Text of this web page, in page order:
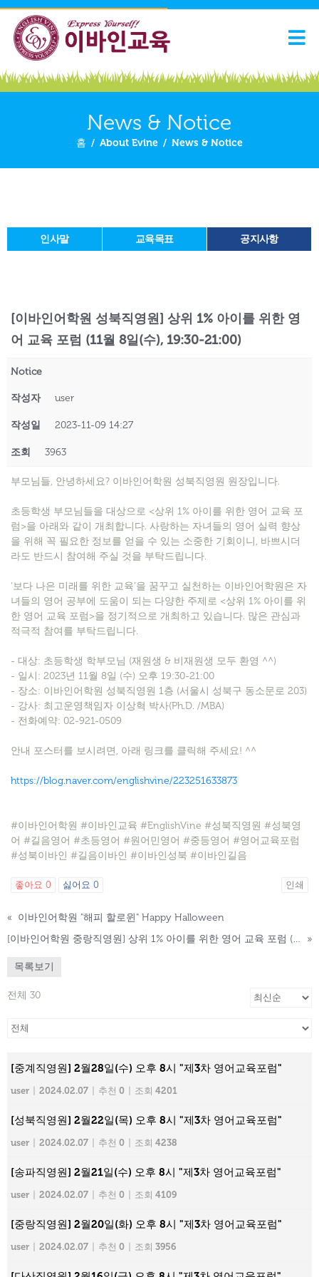
News & Notice
홈 / About Evine / News & Notice
인사말 교육목표 공지사항
[이바인어학원 성북직영원] 상위 1% 아이를 위한 영
어 교육 포럼 (11월 8일(수), 19:30-21:00)
Notice
작성자 user
작성일 2023-11-09 14:27
조회 3963
부모님들, 안녕하세요? 이바인어학원 성북직영원 원장입니다.
초등학생 부모님들을 대상으로 <상위 1% 아이를 위한 영어 교육 포
럼>을 아래와 같이 개최합니다. 사랑하는 자녀들의 영어 실력 향상
을 위해 꼭 필요한 정보를 얻을 수 있는 소중한 기회이니, 바쁘시더
라도 반드시 참여해 주실 것을 부탁드립니다.
‘보다 나은 미래를 위한 교육’을 꿈꾸고 실천하는 이바인어학원은 자
녀들의 영어 공부에 도움이 되는 다양한 주제로 <상위 1% 아이를 위
한 영어 교육 포럼>을 정기적으로 개최하고 있습니다. 많은 관심과
적극적 참여를 부탁드립니다.
- 대상: 초등학생 학부모님 (재원생 & 비재원생 모두 환영 ^^)
- 일시: 2023년 11월 8일 (수) 오후 19:30-21:00
- 장소: 이바인어학원 성북직영원 1층 (서울시 성북구 동소문로 203)
- 강사: 최고운영책임자 이상혁 박사(Ph.D. /MBA)
- 전화예약: 02-921-0509
안내 포스터를 보시려면, 아래 링크를 클릭해 주세요! ^^
https://blog.naver.com/englishvine/223251633873
#이바인어학원 #이바인교육 #EnglishVine #성북직영원 #성북영
어 #길음영어 #초등영어 #원어민영어 #중등영어 #영어교육포럼
#성북이바인 #길음이바인 #이바인성북 #이바인길음
좋아요 0 싫어요 0 인쇄
« 이바인어학원 "해피 할로윈" Happy Halloween
[이바인어학원 중랑직영원] 상위 1% 아이를 위한 영어 교육 포럼 (11월 9일(목), 19:30-21:00)
»
목록보기
전체 30
[중계직영원] 2월28일(수) 오후 8시 "제3차 영어교육포럼"
user 2024.02.07 추천 0 조회 4201
[성북직영원] 2월22일(목) 오후 8시 "제3차 영어교육포럼"
user 2024.02.07 추천 0 조회 4238
[송파직영원] 2월21일(수) 오후 8시 "제3차 영어교육포럼"
user 2024.02.07 추천 0 조회 4109
[중랑직영원] 2월20일(화) 오후 8시 "제3차 영어교육포럼"
user 2024.02.07 추천 0 조회 3956